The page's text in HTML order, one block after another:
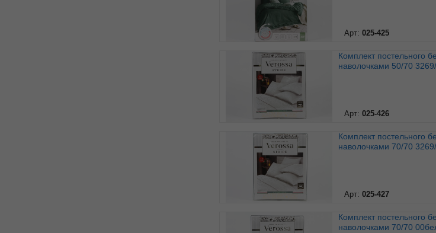
Арт: 025-425
Комплект постельного белья Verossa Stripe 1, 5сп с
наволочками 50/70
Арт: 025-426
Комплект постельного белья Verossa Stripe 1, 5сп с
наволочками 70/70
Арт: 025-427
Комплект постельного белья Verossa Stripe 2, 0сп с
наволочками 70/70